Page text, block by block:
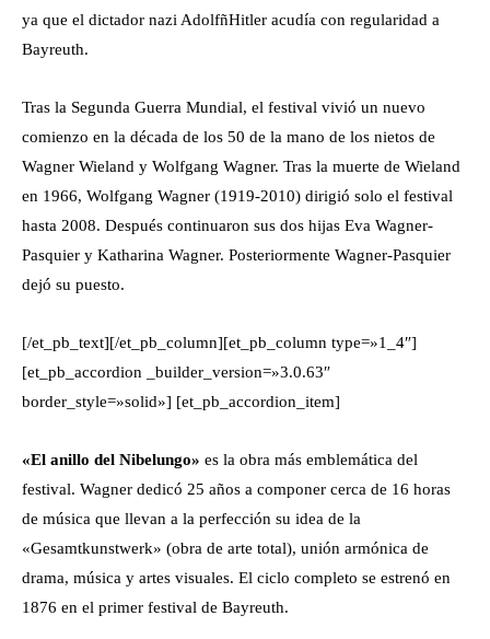
ya que el dictador nazi AdolfñHitler acudía con regularidad a
Bayreuth.
Tras la Segunda Guerra Mundial, el festival vivió un nuevo
comienzo en la década de los 50 de la mano de los nietos de
Wagner Wieland y Wolfgang Wagner. Tras la muerte de Wieland
en 1966, Wolfgang Wagner (1919-2010) dirigió solo el festival
hasta 2008. Después continuaron sus dos hijas Eva Wagner-
Pasquier y Katharina Wagner. Posteriormente Wagner-Pasquier
dejó su puesto.
[/et_pb_text][/et_pb_column][et_pb_column type=»1_4″]
[et_pb_accordion _builder_version=»3.0.63″
border_style=»solid»] [et_pb_accordion_item]
«El anillo del Nibelungo» es la obra más emblemática del
festival. Wagner dedicó 25 años a componer cerca de 16 horas
de música que llevan a la perfección su idea de la
«Gesamtkunstwerk» (obra de arte total), unión armónica de
drama, música y artes visuales. El ciclo completo se estrenó en
1876 en el primer festival de Bayreuth.